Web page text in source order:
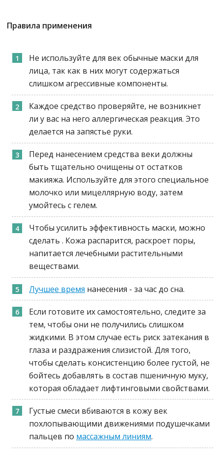
Правила применения
Не используйте для век обычные маски для
лица, так как в них могут содержаться
слишком агрессивные компоненты.
Каждое средство проверяйте, не возникнет
ли у вас на него аллергическая реакция. Это
делается на запястье руки.
Перед нанесением средства веки должны
быть тщательно очищены от остатков
макияжа. Используйте для этого специальное
молочко или мицеллярную воду, затем
умойтесь с гелем.
Чтобы усилить эффективность маски, можно
сделать . Кожа распарится, раскроет поры,
напитается лечебными растительными
веществами.
Лучшее время нанесения - за час до сна.
Если готовите их самостоятельно, следите за
тем, чтобы они не получились слишком
жидкими. В этом случае есть риск затекания в
глаза и раздражения слизистой. Для того,
чтобы сделать консистенцию более густой, не
бойтесь добавлять в состав пшеничную муку,
которая обладает лифтинговыми свойствами.
Густые смеси вбиваются в кожу век
похлопывающими движениями подушечками
пальцев по массажным линиям.